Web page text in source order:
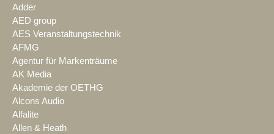
Adder
AED group
AES Veranstaltungstechnik
AFMG
Agentur für Markenträume
AK Media
Akademie der OETHG
Alcons Audio
Alfalite
Allen & Heath